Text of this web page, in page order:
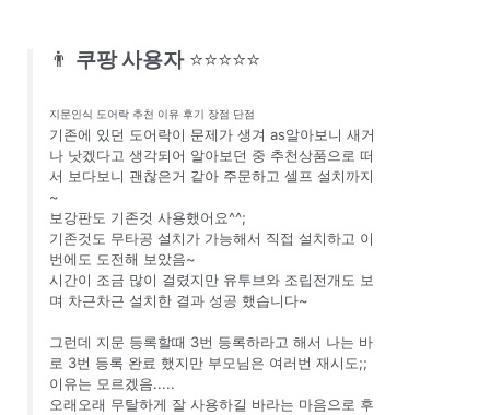
👨 쿠팡 사용자 ⭐⭐⭐⭐⭐
지문인식 도어락 추천 이유 후기 장점 단점
기존에 있던 도어락이 문제가 생겨 as알아보니 새거
나 낫겠다고 생각되어 알아보던 중 추천상품으로 떠
서 보다보니 괜찮은거 같아 주문하고 셀프 설치까지
~
보강판도 기존것 사용했어요^^;
기존것도 무타공 설치가 가능해서 직접 설치하고 이
번에도 도전해 보았음~
시간이 조금 많이 걸렸지만 유투브와 조립전개도 보
며 차근차근 설치한 결과 성공 했습니다~
그런데 지문 등록할때 3번 등록하라고 해서 나는 바
로 3번 등록 완료 했지만 부모님은 여러번 재시도;;
이유는 모르겠음.....
오래오래 무탈하게 잘 사용하길 바라는 마음으로 후